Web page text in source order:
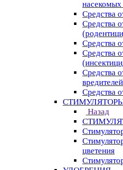
Средства
Средства
Средства
Средства
Средства
Средства
Назад
цветения